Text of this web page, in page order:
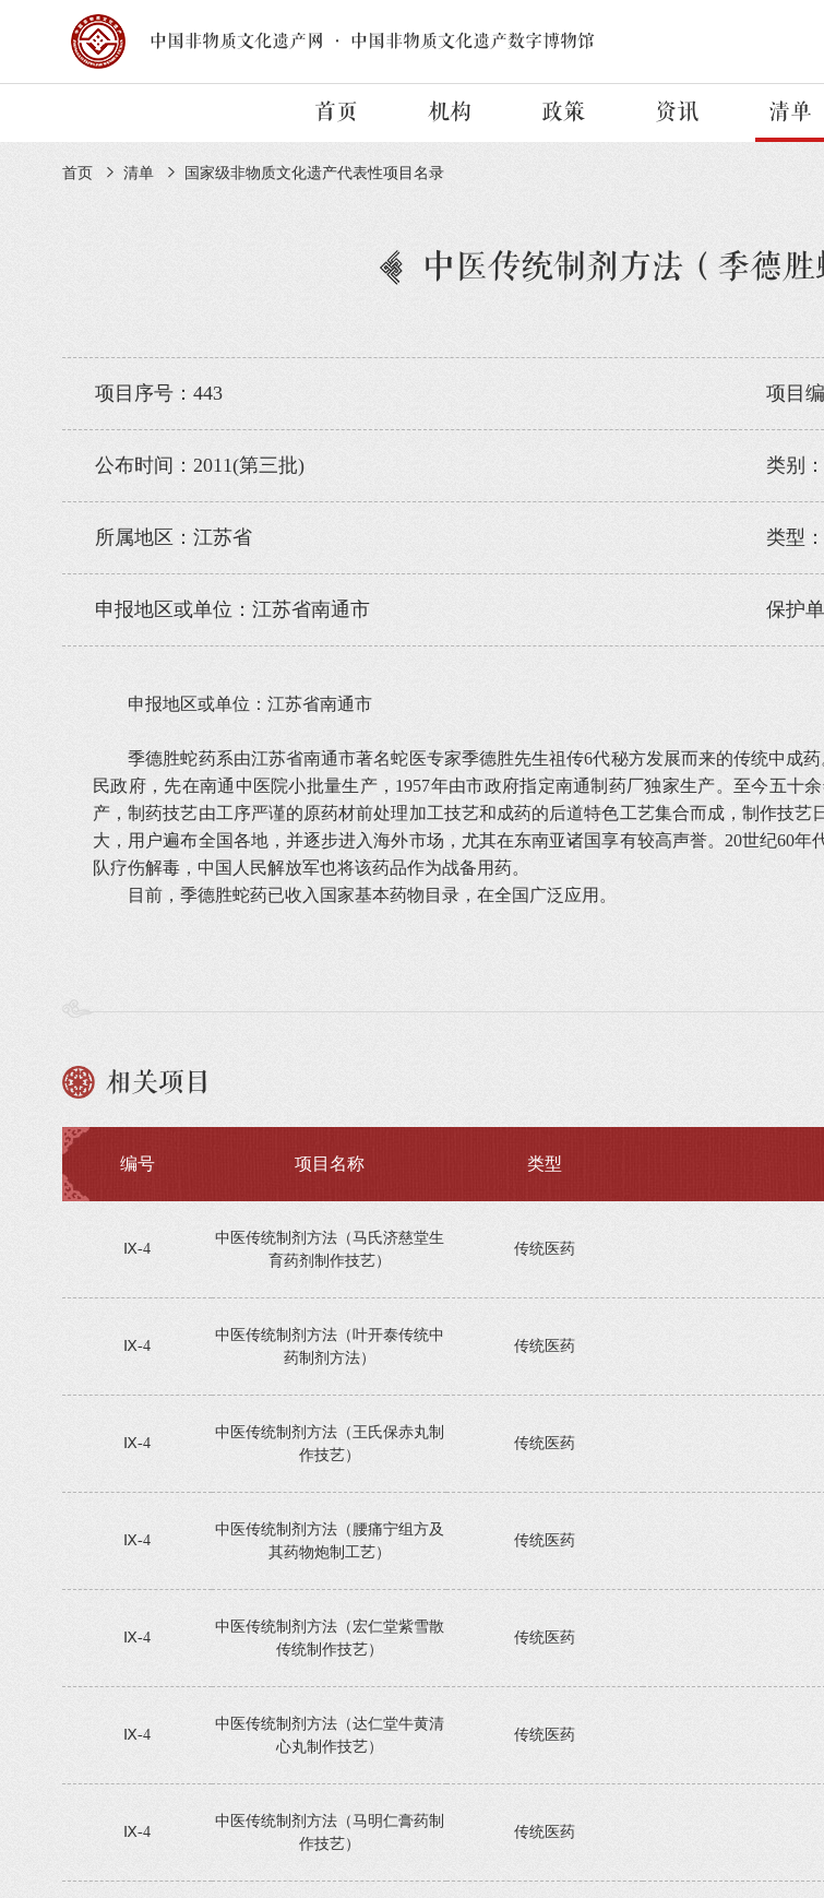
中国非物质文化遗产网 · 中国非物质文化遗产数字博物馆
首页 机构 政策 资讯 清单
首页 清单 国家级非物质文化遗产代表性项目名录
中医传统制剂方法（季德胜
项目序号：443 项目
公布时间：2011(第三批) 类别
所属地区：江苏省 类型
申报地区或单位：江苏省南通市 保护
申报地区或单位：江苏省南通市
季德胜蛇药系由江苏省南通市著名蛇医专家季德胜先生祖传6代秘方发展而来的传统中成药
民政府，先在南通中医院小批量生产，1957年由市政府指定南通制药厂独家生产。至今五十
产，制药技艺由工序严谨的原药材前处理加工技艺和成药的后道特色工艺集合而成，制作技
大，用户遍布全国各地，并逐步进入海外市场，尤其在东南亚诸国享有较高声誉。20世纪60
队疗伤解毒，中国人民解放军也将该药品作为战备用药。
目前，季德胜蛇药已收入国家基本药物目录，在全国广泛应用。
相关项目
编号 项目名称 类型
Ⅸ-4
中医传统制剂方法（马氏济慈堂生
育药剂制作技艺）
传统医药
Ⅸ-4
中医传统制剂方法（叶开泰传统中
药制剂方法）
传统医药
Ⅸ-4
中医传统制剂方法（王氏保赤丸制
作技艺）
传统医药
Ⅸ-4
中医传统制剂方法（腰痛宁组方及
其药物炮制工艺）
传统医药
Ⅸ-4
中医传统制剂方法（宏仁堂紫雪散
传统制作技艺）
传统医药
Ⅸ-4
中医传统制剂方法（达仁堂牛黄清
心丸制作技艺）
传统医药
Ⅸ-4
中医传统制剂方法（马明仁膏药制
作技艺）
传统医药